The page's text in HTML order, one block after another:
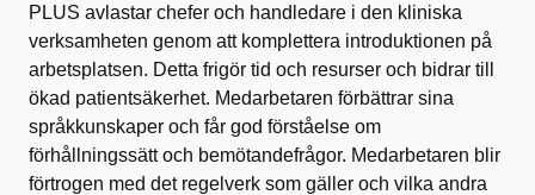
PLUS avlastar chefer och handledare i den kliniska
verksamheten genom att komplettera introduktionen på
arbetsplatsen. Detta frigör tid och resurser och bidrar till
ökad patientsäkerhet. Medarbetaren förbättrar sina
språkkunskaper och får god förståelse om
förhållningssätt och bemötandefrågor. Medarbetaren blir
förtrogen med det regelverk som gäller och vilka andra